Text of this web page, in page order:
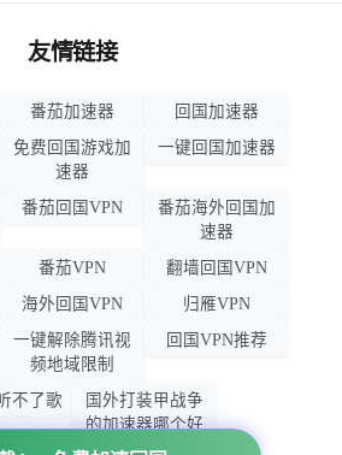
友情链接
番茄加速器
回国加速器
免费回国游戏加
速器
一键回国加速器
番茄回国VPN
番茄海外回国加
速器
番茄VPN
翻墙回国VPN
海外回国VPN
归雁VPN
一键解除腾讯视
频地域限制
回国VPN推荐
不了歌
国外打装甲战争
的加速器哪个好
用